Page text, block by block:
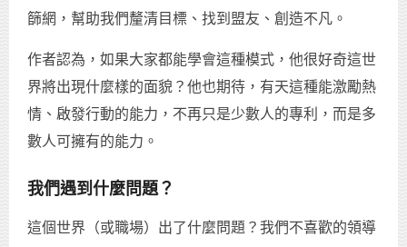
篩網，幫助我們釐清目標、找到盟友、創造不凡。
作者認為，如果大家都能學會這種模式，他很好奇這世
界將出現什麼樣的面貌？他也期待，有天這種能激勵熱
情、啟發行動的能力，不再只是少數人的專利，而是多
數人可擁有的能力。
我們遇到什麼問題？
這個世界（或職場）出了什麼問題？我們不喜歡的領導